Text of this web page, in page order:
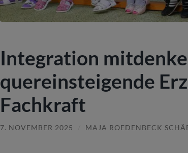
Integration
quereinsteigende
Fachkraft
7. NOVEMBER 2025 MAJA ROEDENBECK